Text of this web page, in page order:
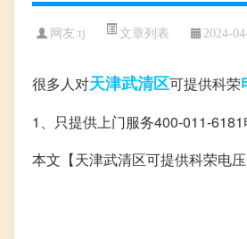
网友:tj 文章列表 2024-
很多人对天津武清区可提供科荣
1、只提供上门服务400-011-
本文【天津武清区可提供科荣电